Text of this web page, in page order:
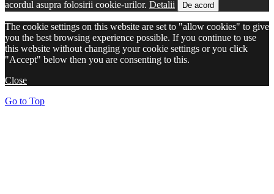
acordul asupra folosirii cookie-urilor. Detalii De acord
The cookie settings on this website are set to "allow cookies" to give
you the best browsing experience possible. If you continue to use
this website without changing your cookie settings or you click
"Accept" below then you are consenting to this.
Close
Go to Top